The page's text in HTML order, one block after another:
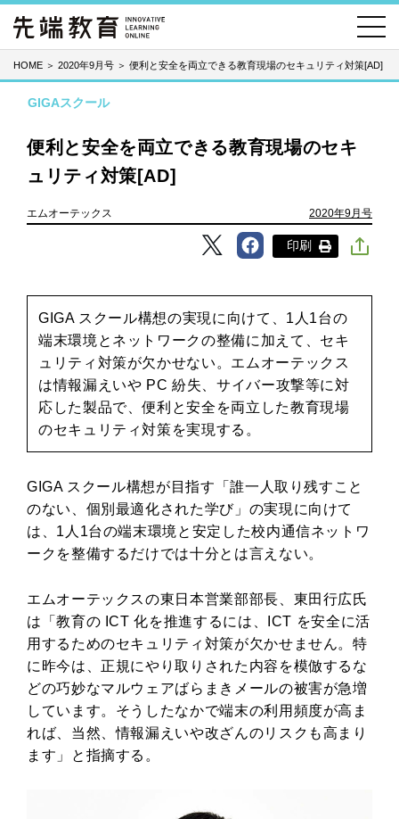
HOME ＞ 2020年9月号 ＞ 便利と安全を両立できる教育現場のセキュリティ対策[AD]
GIGAスクール
便利と安全を両立できる教育現場のセキ
ュリティ対策[AD]
エムオーテックス 2020年9月号
印刷
GIGA スクール構想の実現に向けて、1人1台の
端末環境とネットワークの整備に加えて、セキ
ュリティ対策が欠かせない。エムオーテックス
は情報漏えいや PC 紛失、サイバー攻撃等に対
応した製品で、便利と安全を両立した教育現場
のセキュリティ対策を実現する。
GIGA スクール構想が目指す「誰一人取り残すこと
のない、個別最適化された学び」の実現に向けて
は、1人1台の端末環境と安定した校内通信ネットワ
ークを整備するだけでは十分とは言えない。
エムオーテックスの東日本営業部部長、東田行広氏
は「教育の ICT 化を推進するには、ICT を安全に活
用するためのセキュリティ対策が欠かせません。特
に昨今は、正規にやり取りされた内容を模倣するな
どの巧妙なマルウェアばらまきメールの被害が急増
しています。そうしたなかで端末の利用頻度が高ま
れば、当然、情報漏えいや改ざんのリスクも高まり
ます」と指摘する。